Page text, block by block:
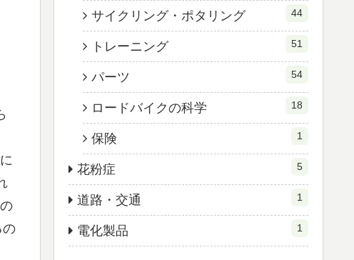
の
サイクリング・ポタリング 44
トレーニング 51
パーツ 54
ロードバイクの科学 18
保険 1
花粉症 5
道路・交通 1
電化製品 1